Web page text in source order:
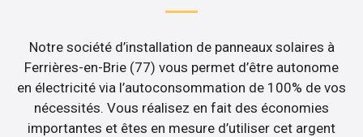
Notre société d’installation de panneaux solaires à
Ferrières-en-Brie (77) vous permet d’être autonome
en électricité via l’autoconsommation de 100% de vos
nécessités. Vous réalisez en fait des économies
importantes et êtes en mesure d’utiliser cet argent